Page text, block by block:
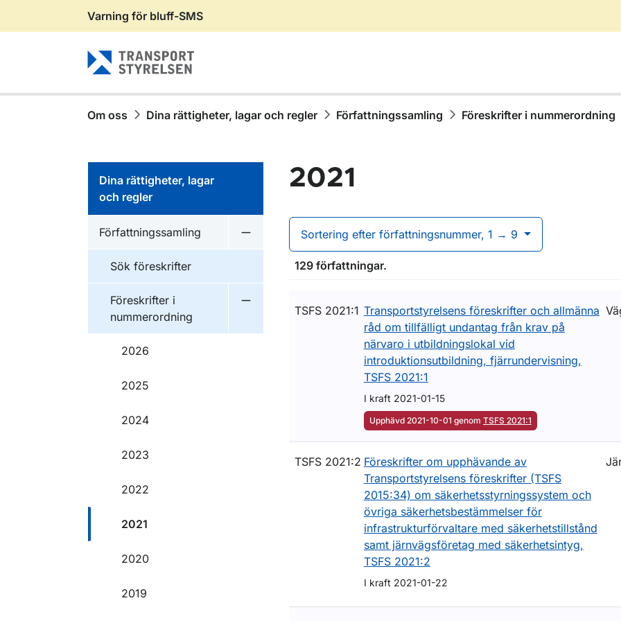
Gå till sidans innehåll
Varning för bluff-SMS
Om oss Dina rättigheter, lagar och regler Författningssamling Föreskrifter i nummerordning
Dina rättigheter, lagar
och regler
Författningssamling
Undermeny för Författningssamling
Sök föreskrifter
Föreskrifter i
nummerordning
Undermeny för Föreskrifter i nummerordning
2026
2025
2024
2023
2022
2021
2020
2019
2021
Sortering efter författningsnummer, 1 → 9
129 författningar.
TSFS 2021:1 Transportstyrelsens föreskrifter och allmänna
råd om tillfälligt undantag från krav på
närvaro i utbildningslokal vid
introduktionsutbildning, fjärrundervisning,
TSFS 2021:1
I kraft 2021-01-15
Upphävd 2021-10-01 genom TSFS 2021:1
TSFS 2021:2 Föreskrifter om upphävande av
Transportstyrelsens föreskrifter (TSFS
2015:34) om säkerhetsstyrningssystem och
övriga säkerhetsbestämmelser för
infrastrukturförvaltare med säkerhetstillstånd
samt järnvägsföretag med säkerhetsintyg,
TSFS 2021:2
I kraft 2021-01-22